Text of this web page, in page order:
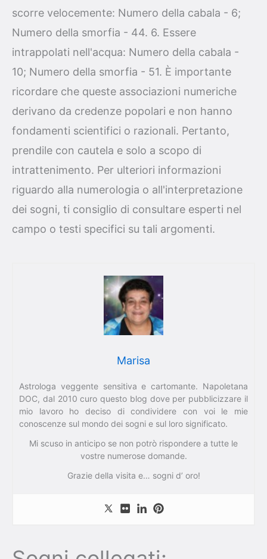
scorre velocemente: Numero della cabala - 6;
Numero della smorfia - 44. 6. Essere
intrappolati nell'acqua: Numero della cabala -
10; Numero della smorfia - 51. È importante
ricordare che queste associazioni numeriche
derivano da credenze popolari e non hanno
fondamenti scientifici o razionali. Pertanto,
prendile con cautela e solo a scopo di
intrattenimento. Per ulteriori informazioni
riguardo alla numerologia o all'interpretazione
dei sogni, ti consiglio di consultare esperti nel
campo o testi specifici su tali argomenti.
Marisa
Astrologa veggente sensitiva e cartomante. Napoletana
DOC, dal 2010 curo questo blog dove per pubblicizzare il
mio lavoro ho deciso di condividere con voi le mie
conoscenze sul mondo dei sogni e sul loro significato.
Mi scuso in anticipo se non potrò rispondere a tutte le
vostre numerose domande.
Grazie della visita e… sogni d’ oro!